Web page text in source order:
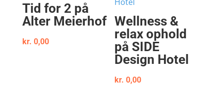
Tid for 2 på
Alter Meierhof
kr. 0,00
Wellness &
relax ophold
på SIDE
Design Hotel
kr. 0,00